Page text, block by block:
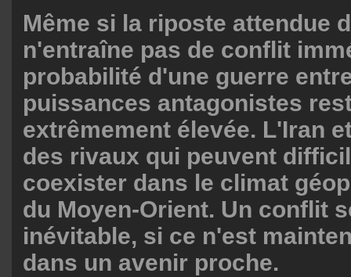
Même si la riposte attendue
n'entraîne pas de conflit
probabilité d'une guerre
puissances antagonistes
extrêmement élevée. L'Iran
des rivaux qui peuvent
coexister dans le climat
du Moyen-Orient. Un conflit
inévitable, si ce n'est
dans un avenir proche.